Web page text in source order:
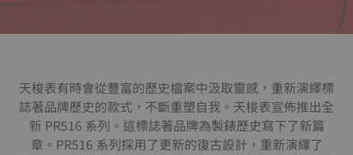
天梭表有時會從豐富的歷史檔案中汲取靈感，重新演繹標
誌著品牌歷史的款式，不斷重塑自我。天梭表宣佈推出全
新 PR516 系列。這標誌著品牌為製錶歷史寫下了新篇
章。PR516 系列採用了更新的復古設計，重新演繹了